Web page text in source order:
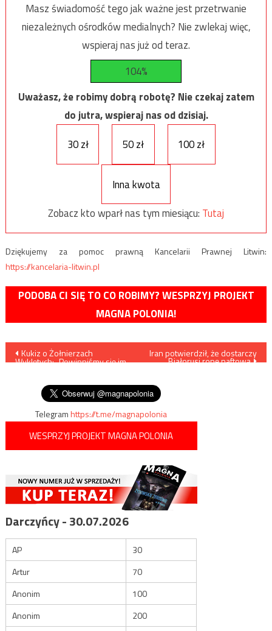
Masz świadomość tego jak ważne jest przetrwanie
niezależnych ośrodków medialnych? Nie zwlekaj więc,
wspieraj nas już od teraz.
104%
Uważasz, że robimy dobrą robotę? Nie czekaj zatem
do jutra, wspieraj nas od dzisiaj.
30 zł
50 zł 100 zł
Inna kwota
Zobacz kto wparł nas tym miesiącu: Tutaj
Dziękujemy za pomoc prawną Kancelarii Prawnej Litwin:
https://kancelaria-litwin.pl
PODOBA CI SIĘ TO CO ROBIMY? WESPRZYJ PROJEKT
MAGNA POLONIA!
Nawigacja
Kukiz o Żołnierzach
Wyklętych: „Powinniśmy się im
Iran potwierdził, że dostarczy
Białorusi ropę naftową
Telegramhttps://t.me/magnapolonia
WESPRZYJ PROJEKT MAGNA POLONIA
Darczyńcy - 30.07.2026
AP
30
Artur
70
Anonim
100
Anonim
200